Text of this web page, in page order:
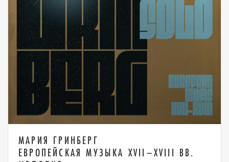
МАРИЯ ГРИНБЕРГ
ЕВРОПЕЙСКАЯ МУЗЫКА XVII–XVIII ВВ.